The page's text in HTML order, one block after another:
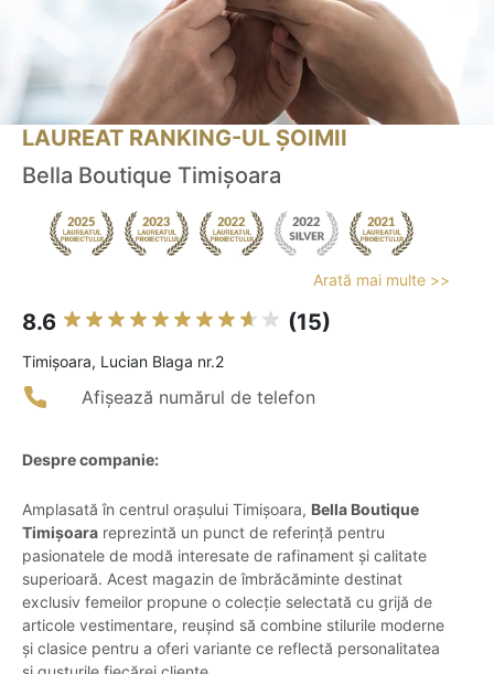
LAUREAT RANKING-UL ȘOIMII
Bella Boutique Timișoara
Arată mai multe >>
8.6 (15)
Timişoara, Lucian Blaga nr.2
Afișează numărul de telefon
Despre companie:
Amplasată în centrul orașului Timișoara, Bella Boutique
Timișoara reprezintă un punct de referință pentru
pasionatele de modă interesate de rafinament și calitate
superioară. Acest magazin de îmbrăcăminte destinat
exclusiv femeilor propune o colecție selectată cu grijă de
articole vestimentare, reușind să combine stilurile moderne
și clasice pentru a oferi variante ce reflectă personalitatea